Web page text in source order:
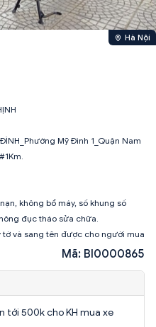
Hà Nội
Mỹ Đình 1_Quận Nam
không bổ máy, số khung số
đục tháo sửa chữa.
và sang tên được cho người mua
Mã: BI0000865
tới 500k cho KH mua xe